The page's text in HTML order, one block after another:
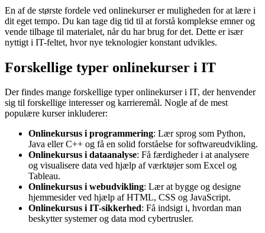
En af de største fordele ved onlinekurser er muligheden for at lære i
dit eget tempo. Du kan tage dig tid til at forstå komplekse emner og
vende tilbage til materialet, når du har brug for det. Dette er især
nyttigt i IT-feltet, hvor nye teknologier konstant udvikles.
Forskellige typer onlinekurser i IT
Der findes mange forskellige typer onlinekurser i IT, der henvender
sig til forskellige interesser og karrieremål. Nogle af de mest
populære kurser inkluderer:
Onlinekursus i programmering: Lær sprog som Python,
Java eller C++ og få en solid forståelse for softwareudvikling.
Onlinekursus i dataanalyse: Få færdigheder i at analysere
og visualisere data ved hjælp af værktøjer som Excel og
Tableau.
Onlinekursus i webudvikling: Lær at bygge og designe
hjemmesider ved hjælp af HTML, CSS og JavaScript.
Onlinekursus i IT-sikkerhed: Få indsigt i, hvordan man
beskytter systemer og data mod cybertrusler.